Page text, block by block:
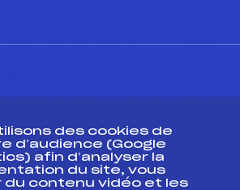
des cookies de
d’audience (Google
afin d’analyser la
du site, vous
du contenu vidéo et les